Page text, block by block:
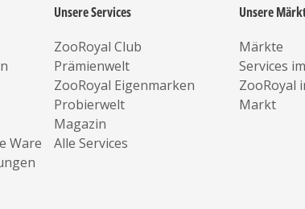
Ware
Unsere Services
ZooRoyal Club
Prämienwelt
ZooRoyal Eigenmarken
Probierwelt
Magazin
Alle Services
Unsere
Märkte
Services
ZooRoyal
Markt